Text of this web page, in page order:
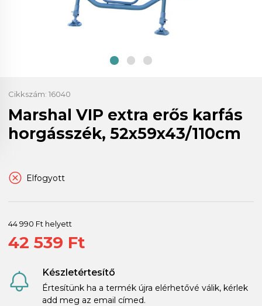
Cikkszám: 16040
Marshal VIP extra erős karfás
horgásszék, 52x59x43/110cm
Elfogyott
44 990 Ft helyett
42 539 Ft
Készletértesítő
Értesítünk ha a termék újra elérhetővé válik, kérlek
add meg az email címed.